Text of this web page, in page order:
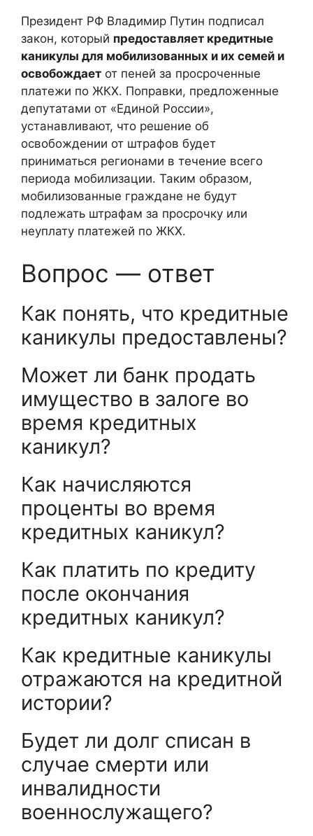
Президент РФ Владимир Путин подписал
закон, который предоставляет кредитные
каникулы для мобилизованных и их семей и
освобождает от пеней за просроченные
платежи по ЖКХ. Поправки, предложенные
депутатами от «Единой России»,
устанавливают, что решение об
освобождении от штрафов будет
приниматься регионами в течение всего
периода мобилизации. Таким образом,
мобилизованные граждане не будут
подлежать штрафам за просрочку или
неуплату платежей по ЖКХ.
Вопрос — ответ
Как понять, что кредитные
каникулы предоставлены?
Может ли банк продать
имущество в залоге во
время кредитных
каникул?
Как начисляются
проценты во время
кредитных каникул?
Как платить по кредиту
после окончания
кредитных каникул?
Как кредитные каникулы
отражаются на кредитной
истории?
Будет ли долг списан в
случае смерти или
инвалидности
военнослужащего?